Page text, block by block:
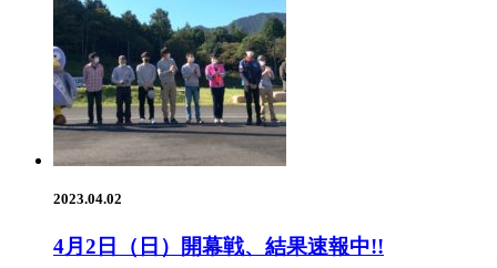
2023.04.02
4月2日（日）開幕戦、結果速報中!!